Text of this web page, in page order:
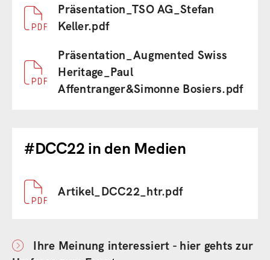
DocumentPräsentation_TSO AG_Stefan
Keller.pdf
DocumentPräsentation_Augmented Swiss
Heritage_Paul
Affentranger&Simonne Bosiers.pdf
#DCC22 in den Medien
DocumentArtikel_DCC22_htr.pdf
Ihre Meinung interessiert - hier gehts zur